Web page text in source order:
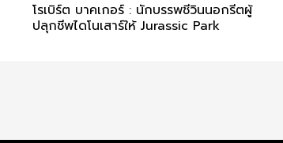
โรเบิร์ต บาคเกอร์ : นักบรรพชีวินนอกรีตผู้
ปลุกชีพไดโนเสาร์ให้ Jurassic Park